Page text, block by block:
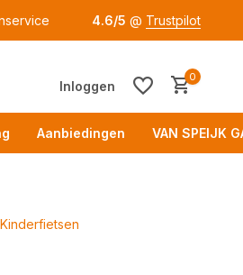
4.6/5 @ Trustpilot
Inloggen
0
Aanbiedingen VAN SPEIJK